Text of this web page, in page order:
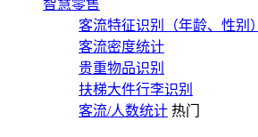
智慧零售
客流特征识别（年龄、性别）
客流密度统计
贵重物品识别
扶梯大件行李识别
客流/人数统计 热门